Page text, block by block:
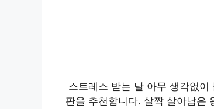
스트레스 받는 날 아무 생각없
판을 추천합니다. 살짝 살아남은